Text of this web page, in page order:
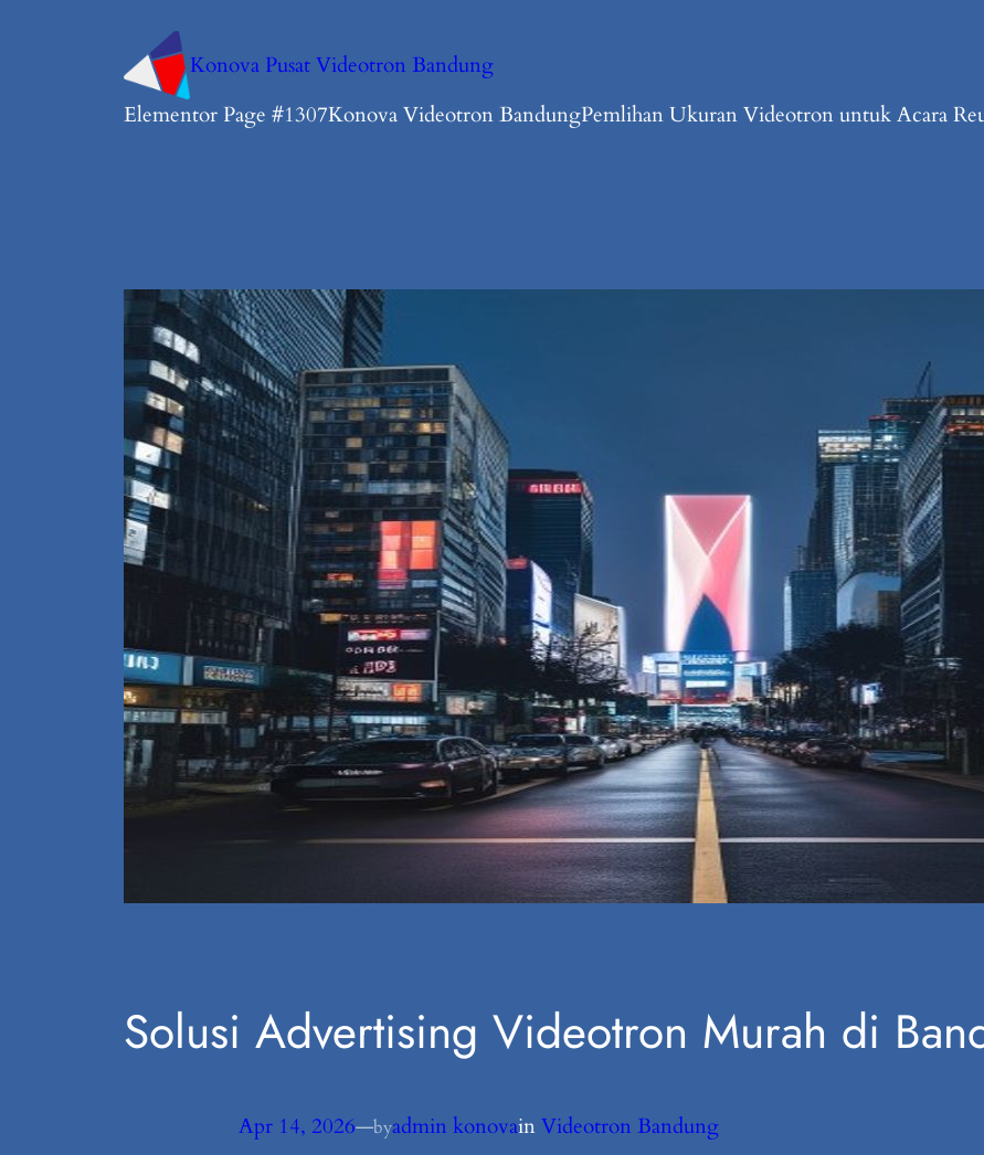
Konova Pusat Videotron Bandung
Elementor Page #1307Konova Videotron BandungPemlihan Ukuran Videotron untuk Acara
Solusi Advertising Videotron Murah di
Apr 14, 2026—byadmin konovainVideotron Bandung